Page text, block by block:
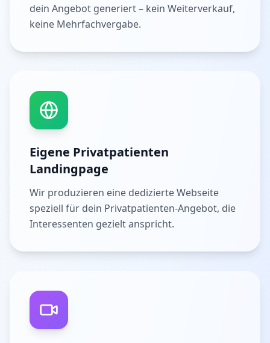
dein Angebot generiert – kein Weiterverkauf,
keine Mehrfachvergabe.
Eigene Privatpatienten
Landingpage
Wir produzieren eine dedizierte Webseite
speziell für dein Privatpatienten-Angebot, die
Interessenten gezielt anspricht.